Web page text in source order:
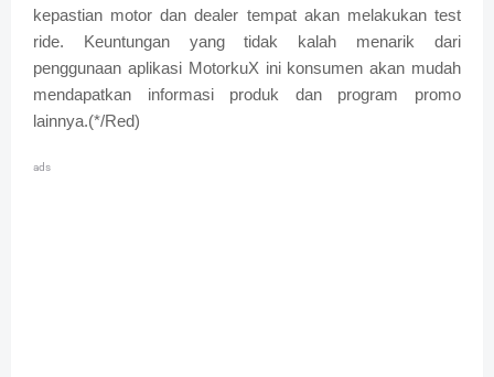
kepastian motor dan dealer tempat akan melakukan test
ride. Keuntungan yang tidak kalah menarik dari
penggunaan aplikasi MotorkuX ini konsumen akan mudah
mendapatkan informasi produk dan program promo
lainnya.(*/Red)
ads